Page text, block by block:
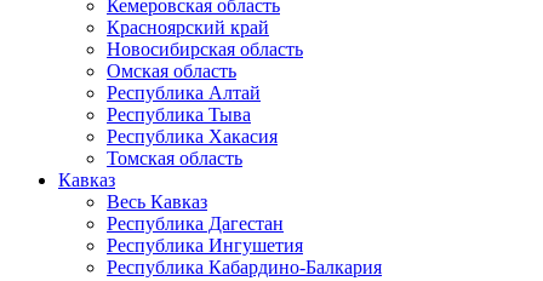
Кемеровская область
Красноярский край
Новосибирская область
Омская область
Республика Алтай
Республика Тыва
Республика Хакасия
Томская область
Кавказ
Весь Кавказ
Республика Дагестан
Республика Ингушетия
Республика Кабардино-Балкария